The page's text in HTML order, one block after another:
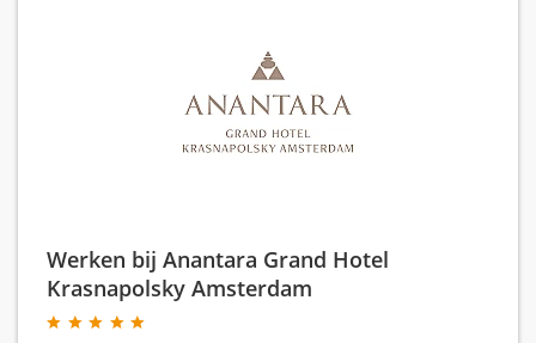
Werken bij Anantara Grand Hotel
Krasnapolsky Amsterdam